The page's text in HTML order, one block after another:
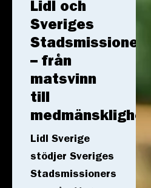
Lidl och
Sveriges
Stadsmissioner
– från
matsvinn
till
medmänsklighet
Lidl Sverige
stödjer Sveriges
Stadsmissioners